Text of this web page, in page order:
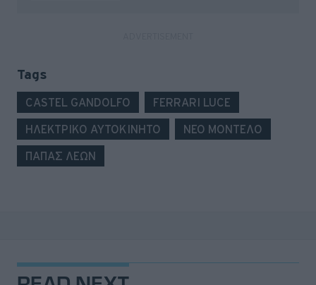
Tags
CASTEL GANDOLFO FERRARI LUCE
ΗΛΕΚΤΡΙΚΟ ΑΥΤΟΚΙΝΗΤΟ ΝΕΟ ΜΟΝΤΕΛΟ
ΠΑΠΑΣ ΛΕΩΝ